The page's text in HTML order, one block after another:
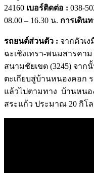
24160 เบอร์ติดต่อ : 038-
08.00 – 16.30 น. การเดินท
รถยนต์ส่วนตัว : จากตัวเง
ฉะเชิงเทรา-พนมสารคา
สนามชัยเขต (3245) จาก
ตะเกียบสู่บ้านหนองคอก
แล้วไปตามทาง บ้านหนอ
สระแก้ว ประมาณ 20 กิโล